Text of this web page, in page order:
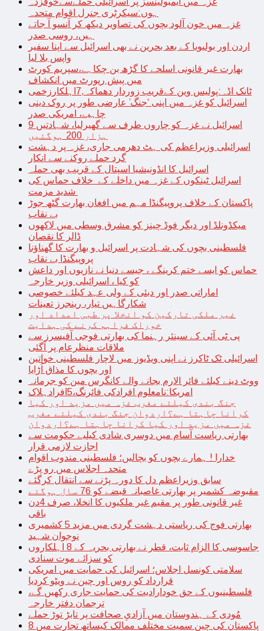
ہوں:سیکرٹری جنرل اقوام متحدہ
غزہ میں خون آلود بچوں کی تصاویر دیکھ کر آنسو آ جاتے
ہیں، روسی صدر
اردن اور بولیویا کے بعد بحرین نے بھی اسرائیل سے اپنا سفیر
واپس بلا لیا
بھارت غیر قانونی اسلحے کا گڑھ بن چکاہے،سپریم کورٹ
میں پیش رپورٹ میں انکشاف
ٹانک اڈہ:پولیس وین کےقریب زوردار دھماکہ,7اہلکارزخمی
اسرائیل کو غزہ میں اپنی ‘جنگ’ عارضی طور پر روک دینی
چاہیے، امریکی صدر
اسرائیل نے غزہ کو چاروں طرف سے گھیرلیا، شہادتیں 9
ہزار 200 ہوگئیں
اسرائیلی وزیراعظم کی ہٹ دھرمی جاری، غزہ پر دہشت
گرد حملے روکنے سے انکار
اسرائیل کا انڈونیشیا اسپتال کے قریب بھی حملہ
اسرائیل ٹینکوں کے غزہ میں داخلے کے خلاف حماس کی
پاکستان کے خلاف پروپیگنڈا مہم میں افغان بھارت گٹھ جوڑ
بے نقاب
میکڈونلڈ اور دیگر فوڈ چینز کو مشرق وسطی میں لاکھوں
ڈالر کا نقصان
فلسطینی بچوں کی شہادت پر اسرائیل و بھارت کا گھناؤنا
پروپیگنڈا بے نقاب
حماس کو ایسے ختم کرینگے ، جیسے دنیا نے نازیوں اور داعش
کو کیا ، اسرائیلی وزیر خارجہ
اماراتی صدر اور دبئی کے ولی عہد کیلئے خصوصی
شکارگاہیں تیار، رینجرز تعینات
غیر ملکی تارکین کو انخلا پر طبی امداد اور
خوراک فراہم کرنے کی ہدایت
پی ٹی آئی کے سینئر رہنما کی بھارتی فوجی آفیسرز سے
ملاقات منظرعام پر آگئی
اسرائیلی ٹک ٹاکرز نے اپنی ویڈیوز میں لاچار فلسطینی خواتین
اور بچوں کا مذاق اُڑایا
ووٹ دینے کیلئے فائر الارم بجانے والے کانگرس مین کو جرمانہ
امریکا:نامعلوم افرادکی فائرنگ،5افرادہلاک
جنگ بندی کیلئے مغرب غزہ میں مزید اور کیا
کرانا چاہتا ہے؟اردوان جنگ بندی کیلئے مغرب
غزہ میں مزید اور کیا کرانا چاہتا ہے؟اردوان
بھارتی ریاست آسام میں دوسری شادی کیلیے حکومت سے
اجازت لازمی قرار
خدارا ! ہمارے بچوں کو بچالیں؛ فلسطینی مندوب اقوام
متحدہ اجلاس میں رو پڑے
سابق وزیراعظم دل کا دورہ پڑنے سے انتقال کرگئے
مقبوضہ کشمیر پر بھارتی غاصبانہ قبضے کو 76 سال ہوگئے
غیر قانونی طور پر مقیم غیر ملکیوں کا انخلا، صرف 4دن
باقی
بھارتی فوج کی ریاستی دہشت گردی میں مزید 5 کشمیری
نوجوان شہید
جاسوسی کا الزام ثابت، قطر نے بھارتی بحریہ کے 8 اہلکاروں
کو سزائے موت سنادی
سلامتی کونسل اجلاس؛ اسرائیل کی حمایت میں امریکی
قرارداد کو روس اور چین نے ویٹو کردیا
فلسطینیوں کے حق خودارادیت کی حمایت جاری رکھیں گے،
ترجمان دفتر خارجہ
مُودی کے ہندوستان میں آزادیِ صحافت پر تابڑ توڑ حملے
پاکستان کی چین سمیت مختلف ممالک کیساتھ تجارت میں 8